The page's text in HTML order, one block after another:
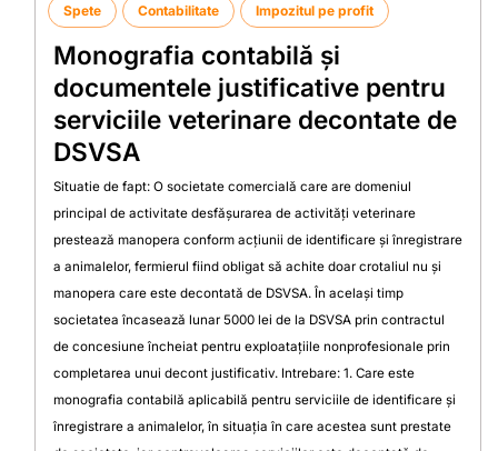
Spete Contabilitate Impozitul pe profit
Monografia contabilă și
documentele justificative pentru
serviciile veterinare decontate de
DSVSA
Situatie de fapt: O societate comercială care are domeniul
principal de activitate desfășurarea de activități veterinare
prestează manopera conform acțiunii de identificare și înregistrare
a animalelor, fermierul fiind obligat să achite doar crotaliul nu și
manopera care este decontată de DSVSA. În același timp
societatea încasează lunar 5000 lei de la DSVSA prin contractul
de concesiune încheiat pentru exploatațiile nonprofesionale prin
completarea unui decont justificativ. Intrebare: 1. Care este
monografia contabilă aplicabilă pentru serviciile de identificare și
înregistrare a animalelor, în situația în care acestea sunt prestate